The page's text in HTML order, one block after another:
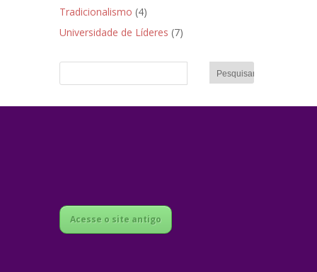
Tradicionalismo (4)
Universidade de Líderes (7)
Acesse o site antigo